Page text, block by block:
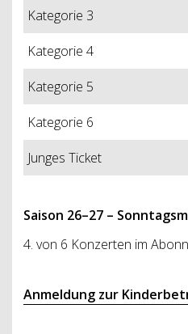
Kategorie 3
Kategorie 4
Kategorie 5
Kategorie 6
Junges Ticket
Saison 26–27 –
4. von 6 Konzerten im
Anmeldung zur